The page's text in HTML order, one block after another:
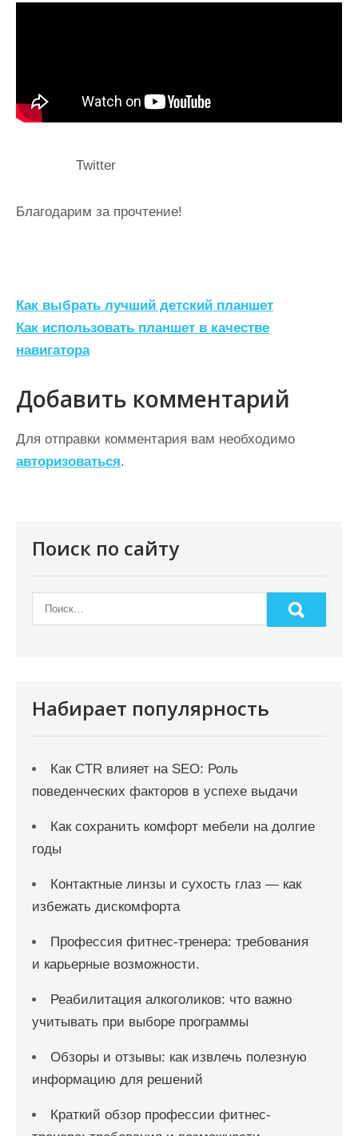
Twitter
Благодарим за прочтение!
Н
а
в
и
г
а
ц
Как выбрать лучший детский планшет
Как использовать планшет в качестве
навигатора
Добавить комментарий
Для отправки комментария вам необходимо
авторизоваться.
Поиск по сайту
Набирает популярность
Как CTR влияет на SEO: Роль
поведенческих факторов в успехе выдачи
Как сохранить комфорт мебели на долгие
годы
Контактные линзы и сухость глаз — как
избежать дискомфорта
Профессия фитнес-тренера: требования
и карьерные возможности.
Реабилитация алкоголиков: что важно
учитывать при выборе программы
Обзоры и отзывы: как извлечь полезную
информацию для решений
Краткий обзор профессии фитнес-